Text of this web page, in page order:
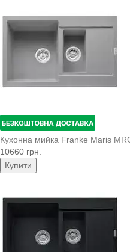
Кухонна мийка Franke Maris
10660 грн.
Купити